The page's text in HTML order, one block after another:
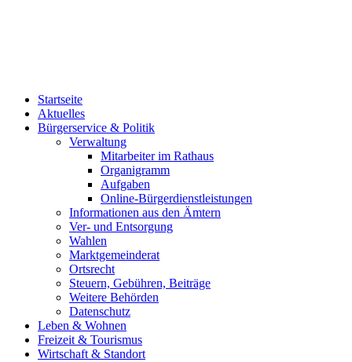
Startseite
Aktuelles
Bürgerservice & Politik
Verwaltung
Mitarbeiter im Rathaus
Organigramm
Aufgaben
Online-Bürgerdienstleistungen
Informationen aus den Ämtern
Ver- und Entsorgung
Wahlen
Marktgemeinderat
Ortsrecht
Steuern, Gebühren, Beiträge
Weitere Behörden
Datenschutz
Leben & Wohnen
Freizeit & Tourismus
Wirtschaft & Standort